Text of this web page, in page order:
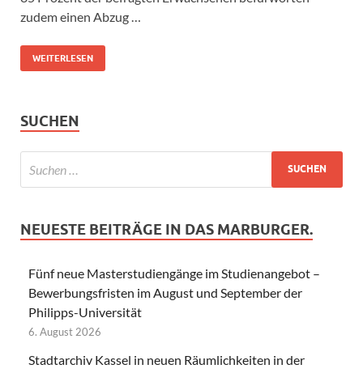
zudem einen Abzug …
WEITERLESEN
SUCHEN
NEUESTE BEITRÄGE IN DAS MARBURGER.
Fünf neue Masterstudiengänge im Studienangebot –
Bewerbungsfristen im August und September der
Philipps-Universität
6. August 2026
Stadtarchiv Kassel in neuen Räumlichkeiten in der